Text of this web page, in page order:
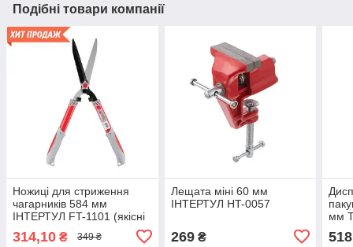
Подібні товари компанії
Ножиці для стриження
чагарників 584 мм
ІНТЕРТУЛ FT-1101 (якісні
314,10 ₴ 349 ₴
Лещата міні 60 мм
ІНТЕРТУЛ HT-0057
269₴
мм
518